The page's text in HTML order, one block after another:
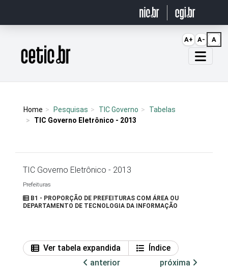
Página inicial
Home Pesquisas TIC Governo
Tabelas
TIC Governo Eletrônico - 2013
TIC Governo Eletrônico - 2013
Prefeituras
B1 - PROPORÇÃO DE PREFEITURAS COM ÁREA OU
DEPARTAMENTO DE TECNOLOGIA DA INFORMAÇÃO
Ver tabela expandida
Índice
anterior
próxima
A+ A- A